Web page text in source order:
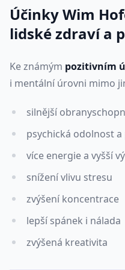
Účinky Wim
lidské zdraví a
Ke známým pozitivním
i mentální úrovni mimo
silnější
psychická odolnost a
více energie​ a vyšší
snížení vlivu stresu
zvýšení koncentrace
lepší spánek i nálada
zvýšená kreativita